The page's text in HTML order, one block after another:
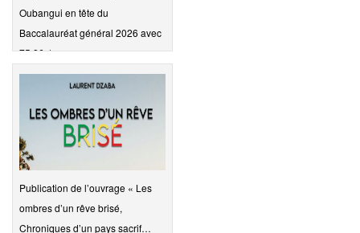
Oubangui en tête du
Baccalauréat général 2026 avec
75,86%
Publication de l’ouvrage « Les
ombres d’un rêve brisé,
Chroniques d’un pays sacrif…